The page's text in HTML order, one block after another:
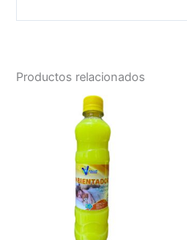
Productos relacionados